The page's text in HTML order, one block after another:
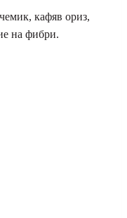
кафяв ориз,
на фибри.